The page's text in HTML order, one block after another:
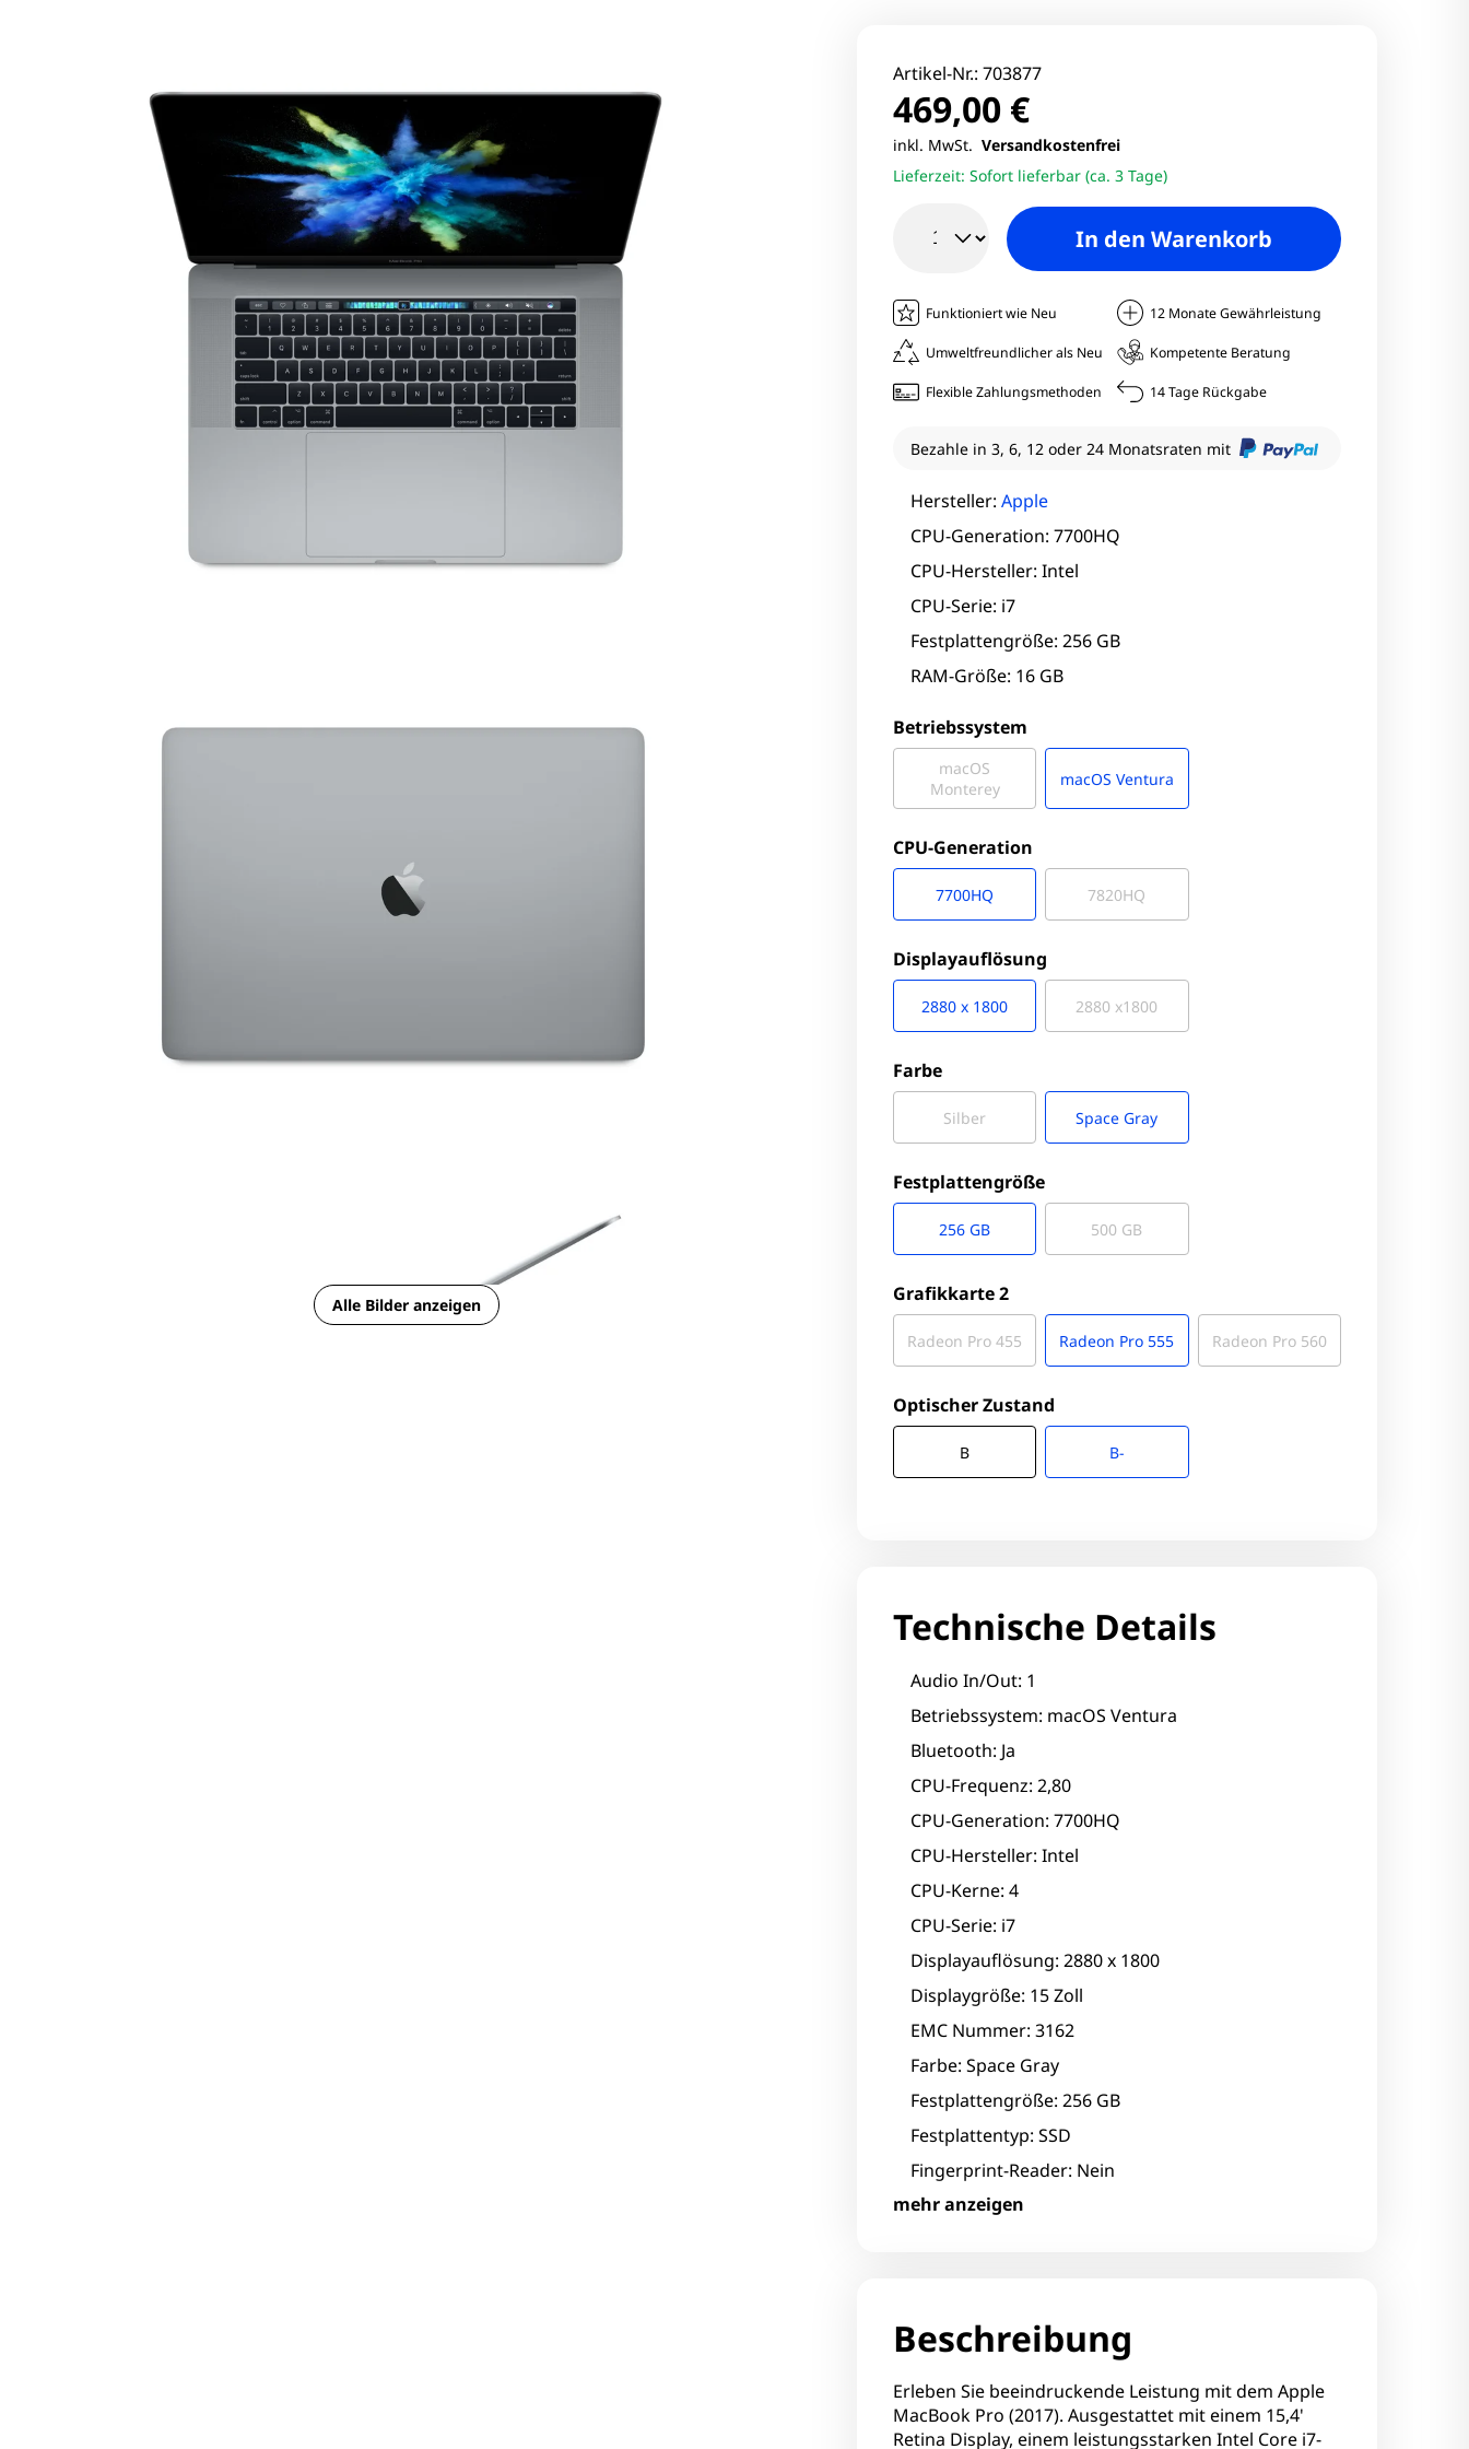
Laptops ab 17 Zoll
& 2-in-1 Laptops
Laptops mit WWAN / LTE
Fujitsu PCs
HP PCs
Lenovo PCs
Viewsonic Monitore
27 Zoll Monitore
Samsung Monitore
Alle Bilder anzeigen
Artikel-Nr.: 703877
469,00 €
inkl. MwSt. Versandkostenfrei
Lieferzeit: Sofort lieferbar (ca. 3 Tage)
In den Warenkorb
Funktioniert wie Neu 12 Monate Gewährleistung
Umweltfreundlicher als Neu Kompetente Beratung
Flexible Zahlungsmethoden 14 Tage Rückgabe
Bezahle in 3, 6, 12 oder 24 Monatsraten mit
Hersteller: Apple
CPU-Generation: 7700HQ
CPU-Hersteller: Intel
CPU-Serie: i7
Festplattengröße: 256 GB
RAM-Größe: 16 GB
Betriebssystem
macOS
Monterey
macOS Ventura
CPU-Generation
7700HQ 7820HQ
Displayauflösung
2880 x 1800 2880 x1800
Farbe
Silber Space Gray
Festplattengröße
256 GB 500 GB
Grafikkarte 2
Radeon Pro 455 Radeon Pro 555 Radeon Pro 560
Optischer Zustand
B B-
Technische Details
Audio In/Out: 1
Betriebssystem: macOS Ventura
Bluetooth: Ja
CPU-Frequenz: 2,80
CPU-Generation: 7700HQ
CPU-Hersteller: Intel
CPU-Kerne: 4
CPU-Serie: i7
Displayauflösung: 2880 x 1800
Displaygröße: 15 Zoll
EMC Nummer: 3162
Farbe: Space Gray
Festplattengröße: 256 GB
Festplattentyp: SSD
Fingerprint-Reader: Nein
mehr anzeigen
Formfaktor: Notebook
Grafikkarte 2: Radeon Pro 555
Infrarotkamera: Nein
LAN: Nein
Beschreibung
Erleben Sie beeindruckende Leistung mit dem Apple
MacBook Pro (2017). Ausgestattet mit einem 15,4'
Retina Display, einem leistungsstarken Intel Core i7-